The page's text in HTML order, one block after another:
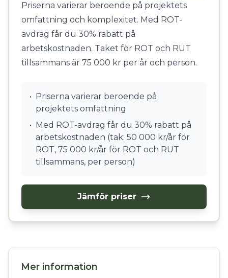
Priserna varierar beroende på projektets
omfattning och komplexitet. Med ROT-
avdrag får du 30% rabatt på
arbetskostnaden. Taket för ROT och RUT
tillsammans är 75 000 kr per år och person.
• Priserna varierar beroende på
projektets omfattning
• Med ROT-avdrag får du 30% rabatt på
arbetskostnaden (tak: 50 000 kr/år för
ROT, 75 000 kr/år för ROT och RUT
tillsammans, per person)
Jämför priser
Mer information